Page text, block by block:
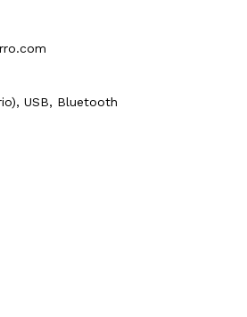
USB, Bluetooth